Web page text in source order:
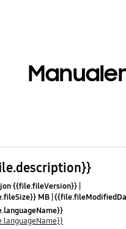
{{file.fileVersion}}
MB